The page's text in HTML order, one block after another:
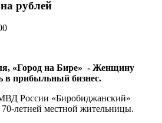
рублей
на Бире» - Женщину
в прибыльный бизнес.
России «Биробиджанский»
70-летней местной жительницы.